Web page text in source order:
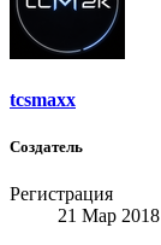
tcsmaxx
Создатель
Регистрация
21 Мар 2018